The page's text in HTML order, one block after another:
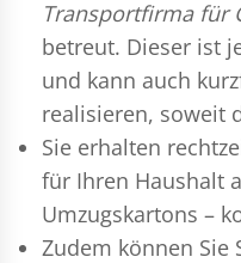
Transportfirma für
betreut. Dieser ist
und kann auch
realisieren, soweit
Sie erhalten
für Ihren Haushalt
Umzugskartons –
Zudem können Sie